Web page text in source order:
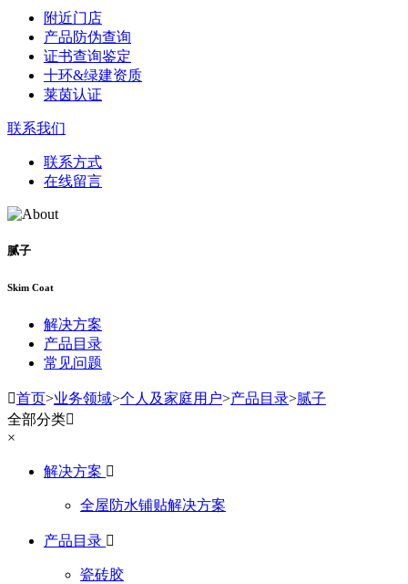
附近门店
产品防伪查询
证书查询鉴定
十环&绿建资质
莱茵认证
联系我们
联系方式
在线留言
腻子
Skim Coat
解决方案
产品目录
常见问题
首页>业务领域>个人及家庭用户>产品目录>腻子
全部分类
×
解决方案 
全屋防水铺贴解决方案
产品目录 
瓷砖胶